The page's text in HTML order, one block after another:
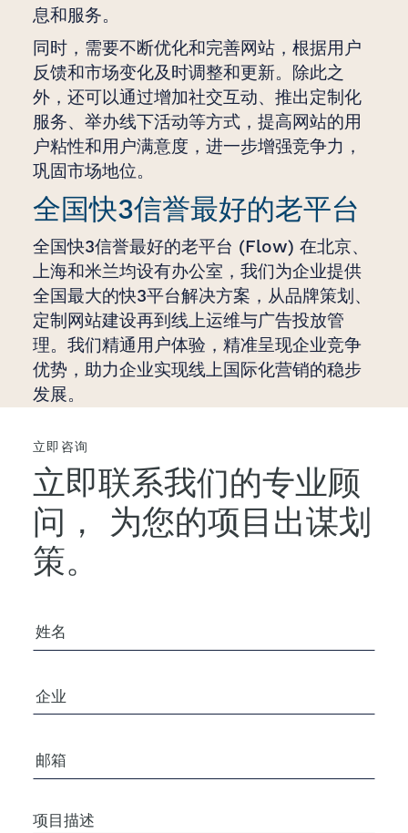
息和服务。
同时，需要不断优化和完善网站，根据用户
反馈和市场变化及时调整和更新。除此之
外，还可以通过增加社交互动、推出定制化
服务、举办线下活动等方式，提高网站的用
户粘性和用户满意度，进一步增强竞争力，
巩固市场地位。
全国快3信誉最好的老平台
全国快3信誉最好的老平台 (Flow) 在北京、
上海和米兰均设有办公室，我们为企业提供
全国最大的快3平台解决方案，从品牌策划、
定制网站建设再到线上运维与广告投放管
理。我们精通用户体验，精准呈现企业竞争
优势，助力企业实现线上国际化营销的稳步
发展。
立即咨询
立即联系我们的专业顾
问，
为您的项目出谋划
策。
您的姓名
公司/组织
电子邮箱
项目描述